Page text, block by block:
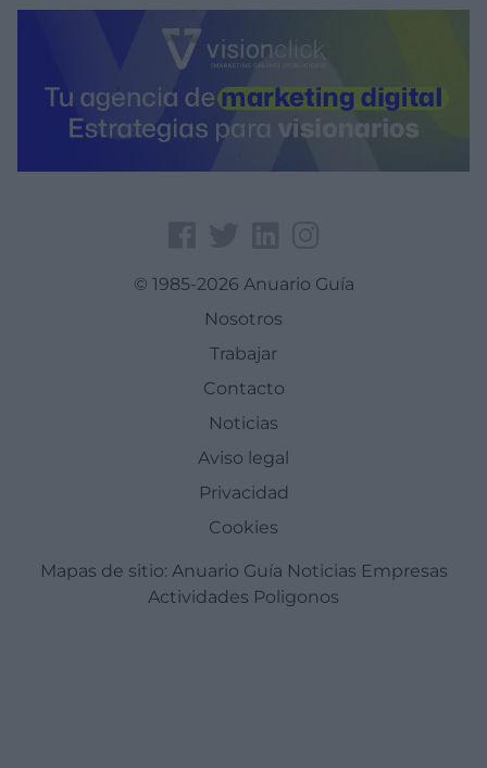
© 1985-2026 Anuario Guía
Nosotros
Trabajar
Contacto
Noticias
Aviso legal
Privacidad
Cookies
Mapas de sitio: Anuario Guía Noticias Empresas
Actividades Poligonos